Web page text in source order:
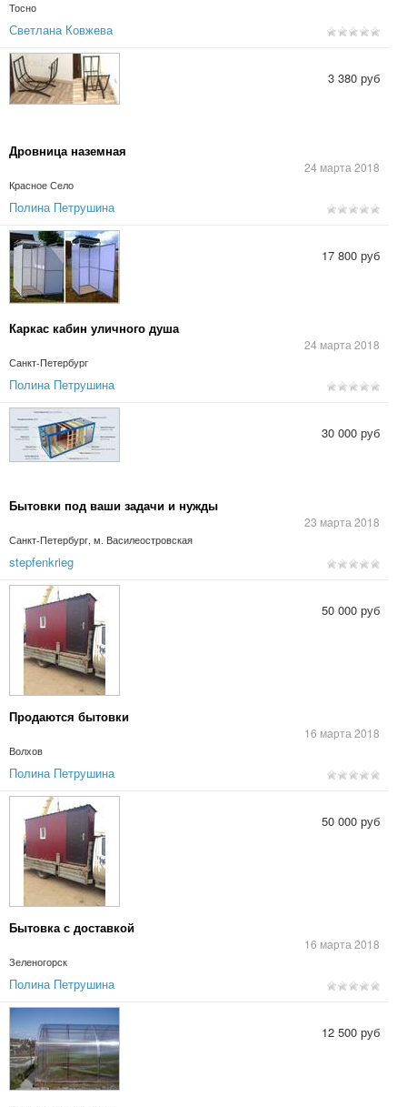
Тосно
Светлана Ковжева
Дровница наземная
24 марта 2018
Красное Село
3 380 руб
Полина Петрушина
Каркас кабин уличного душа
24 марта 2018
Санкт-Петербург
17 800 руб
Полина Петрушина
Бытовки под ваши задачи и нужды
23 марта 2018
Санкт-Петербург, м. Василеостровская
30 000 руб
stepfenkrieg
Продаются бытовки
16 марта 2018
Волхов
50 000 руб
Полина Петрушина
Бытовка с доставкой
16 марта 2018
Зеленогорск
50 000 руб
Полина Петрушина
12 500 руб